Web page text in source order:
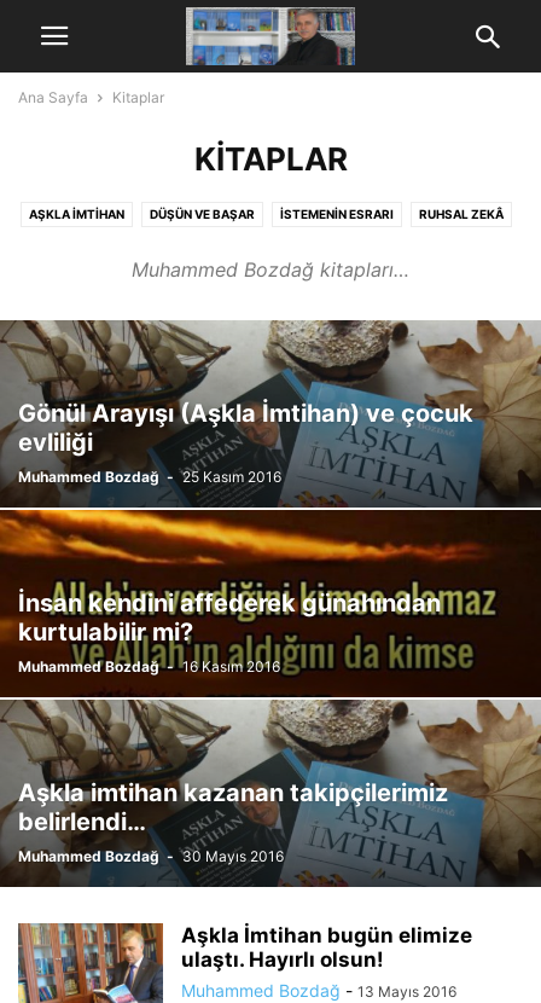
Ana Sayfa Kitaplar
KITAPLAR
AŞKLA İMTIHAN DÜŞÜN VE BAŞAR İSTEMENIN ESRARI RUHSAL ZEKÂ
ZIHINSEL ŞIFA
Muhammed Bozdağ kitapları…
Gönül Arayışı (Aşkla İmtihan) ve çocuk
evliliği
Muhammed Bozdağ - 25 Kasım 2016
İnsan kendini affederek günahından
kurtulabilir mi?
Muhammed Bozdağ - 16 Kasım 2016
Aşkla imtihan kazanan takipçilerimiz
belirlendi…
Muhammed Bozdağ - 30 Mayıs 2016
Aşkla İmtihan bugün elimize
ulaştı. Hayırlı olsun!
Muhammed Bozdağ - 13 Mayıs 2016